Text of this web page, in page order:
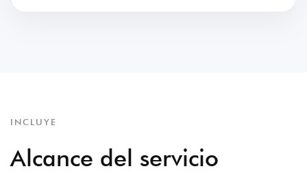
INCLUYE
Alcance del servicio